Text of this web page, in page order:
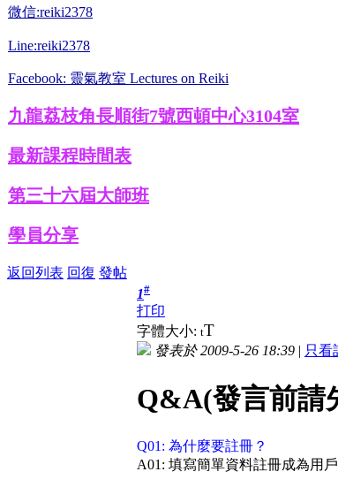
微信:reiki2378
Line:reiki2378
Facebook: 靈氣教室 Lectures on Reiki
九龍荔枝角長順街7號西頓中心3104室
最新課程時間表
第三十六屆大師班
學員分享
返回列表 回復 發帖
1#
打印
字體大小: tT
發表於 2009-5-26 18:39 | 只看
Q&A(發言前請
Q01: 為什麼要註冊？
A01: 填寫簡單資料註冊成為用